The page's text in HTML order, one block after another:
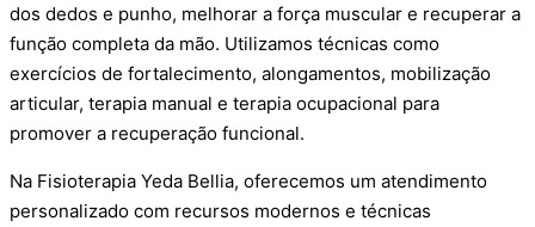
dos dedos e punho, melhorar a força muscular e recuperar a
função completa da mão. Utilizamos técnicas como
exercícios de fortalecimento, alongamentos, mobilização
articular, terapia manual e terapia ocupacional para
promover a recuperação funcional.
Na Fisioterapia Yeda Bellia, oferecemos um atendimento
personalizado com recursos modernos e técnicas